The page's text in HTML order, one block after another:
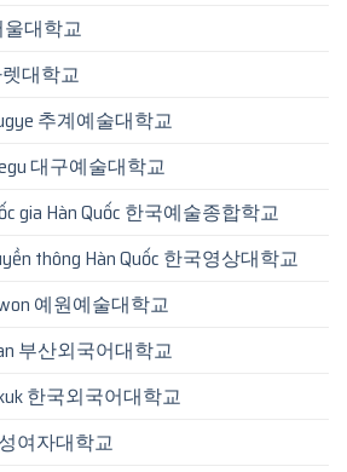
울대학교
대학교
추계예술대학교
대구예술대학교
gia Hàn Quốc 한국예술종합학교
thông Hàn Quốc 한국영상대학교
예원예술대학교
부산외국어대학교
한국외국어대학교
여자대학교